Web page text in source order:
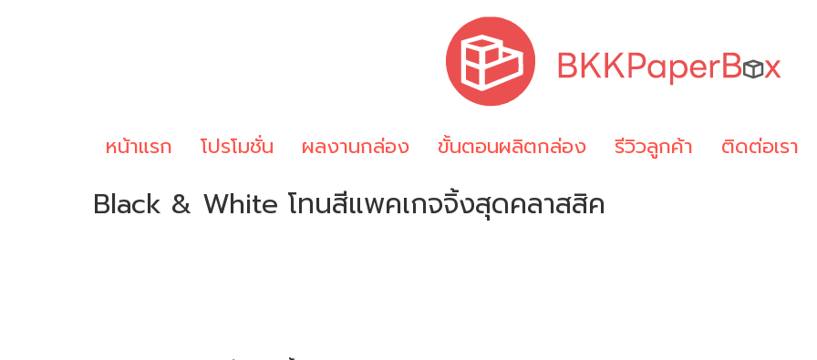
หน้าแรก โปรโมชั่น ผลงานกล่อง ขั้นตอนผลิตกล่อง รีวิวลูกค้า ติดต่อเรา
Black & White โทนสีแพคเกจจิ้งสุดคลาสสิค